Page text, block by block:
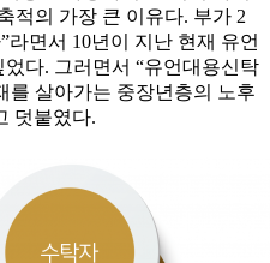
적의 가장 큰 이유다. 부가 2
면서 10년이 지난 현재 유언
다. 그러면서 “유언대용신탁
를 살아가는 중장년층의 노후
덧붙였다.